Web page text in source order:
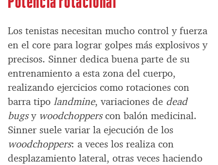
Los tenistas necesitan mucho control y fuerza
en el core para lograr golpes más explosivos y
precisos. Sinner dedica buena parte de su
entrenamiento a esta zona del cuerpo,
realizando ejercicios como rotaciones con
barra tipo landmine, variaciones de dead
bugsy woodchopperscon balón medicinal.
Sinner suele variar la ejecución de los
woodchoppers: a veces los realiza con
desplazamiento lateral, otras veces haciendo